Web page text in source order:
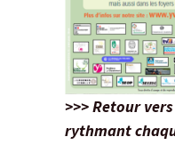
>>> Retour
rythmant